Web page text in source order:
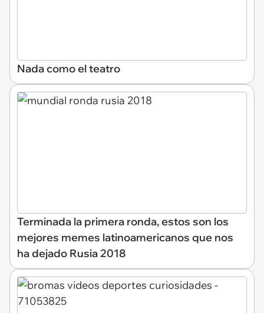
Nada como el teatro
Terminada la primera ronda, estos son los
mejores memes latinoamericanos que nos
ha dejado Rusia 2018